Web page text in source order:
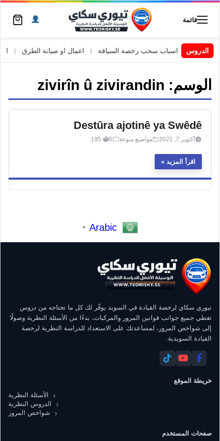
قائمة
الدروسالسويد | اسباب سحب رخصة السياقة اعمال او صيانة الطرق
الوسم: zivirîn û zivirandin
Destûra ajotinê ya Swêdê
أكتوبر 7, 2021 مواضيع منوعة 0
195
اقرأ المزيد
Arabic
▼
تيوري سكاي لرخصة القيادة في السويد يوفّر لك كل ما تحتاجه من دروس
تغطي جميع جوانب قوانين المرور والمركبات، بدءًا من الأسئلة النظرية وصولًا
إلى شواخص المرور، لمساعدتك على الاستعداد للدراسة النظرية لرخصة
القيادة السويدية.
خريطة الموقع
الأسئلة النظرية
الدروس النظرية
شواخص المرور
صفحات المستخدم